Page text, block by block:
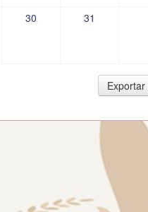
30 31